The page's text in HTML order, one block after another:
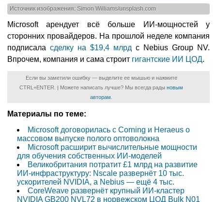
Источник изображения: Simon Williams/unsplash.com
Microsoft арендует всё больше ИИ-мощностей у
сторонних провайдеров. На прошлой неделе компания
подписала сделку на $19,4 млрд с Nebius Group NV.
Впрочем, компания и сама строит гигантские ИИ ЦОД.
Если вы заметили ошибку — выделите ее мышью и нажмите
CTRL+ENTER. | Можете написать лучше? Мы всегда рады новым
авторам
Материалы по теме:
Microsoft договорилась с Corning и Heraeus о
массовом выпуске полого оптоволокна
Microsoft расширит вычислительные мощности
для обучения собственных ИИ-моделей
Великобритания потратит £1 млрд на развитие
ИИ-инфраструктуру: Nscale развернёт 10 тыс.
ускорителей NVIDIA, а Nebius — ещё 4 тыс.
CoreWeave развернёт крупный ИИ-кластер
NVIDIA GB200 NVL72 в норвежском ЦОД Bulk N01